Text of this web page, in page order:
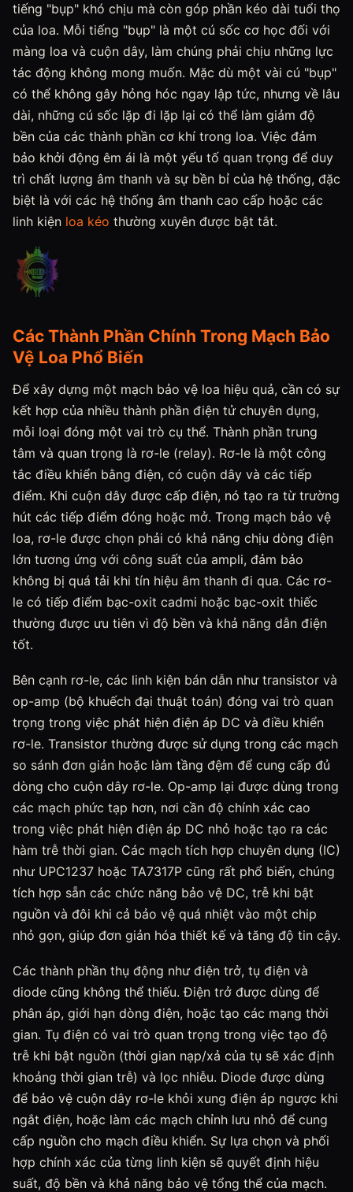
tiếng "bụp" khó chịu mà còn góp phần kéo dài tuổi thọ
của loa. Mỗi tiếng "bụp" là một cú sốc cơ học đối với
màng loa và cuộn dây, làm chúng phải chịu những lực
tác động không mong muốn. Mặc dù một vài cú "bụp"
có thể không gây hỏng hóc ngay lập tức, nhưng về lâu
dài, những cú sốc lặp đi lặp lại có thể làm giảm độ
bền của các thành phần cơ khí trong loa. Việc đảm
bảo khởi động êm ái là một yếu tố quan trọng để duy
trì chất lượng âm thanh và sự bền bỉ của hệ thống, đặc
biệt là với các hệ thống âm thanh cao cấp hoặc các
linh kiện loa kéo thường xuyên được bật tắt.
Các Thành Phần Chính Trong Mạch Bảo
Vệ Loa Phổ Biến
Để xây dựng một mạch bảo vệ loa hiệu quả, cần có sự
kết hợp của nhiều thành phần điện tử chuyên dụng,
mỗi loại đóng một vai trò cụ thể. Thành phần trung
tâm và quan trọng là rơ-le (relay). Rơ-le là một công
tắc điều khiển bằng điện, có cuộn dây và các tiếp
điểm. Khi cuộn dây được cấp điện, nó tạo ra từ trường
hút các tiếp điểm đóng hoặc mở. Trong mạch bảo vệ
loa, rơ-le được chọn phải có khả năng chịu dòng điện
lớn tương ứng với công suất của ampli, đảm bảo
không bị quá tải khi tín hiệu âm thanh đi qua. Các rơ-
le có tiếp điểm bạc-oxit cadmi hoặc bạc-oxit thiếc
thường được ưu tiên vì độ bền và khả năng dẫn điện
tốt.
Bên cạnh rơ-le, các linh kiện bán dẫn như transistor và
op-amp (bộ khuếch đại thuật toán) đóng vai trò quan
trọng trong việc phát hiện điện áp DC và điều khiển
rơ-le. Transistor thường được sử dụng trong các mạch
so sánh đơn giản hoặc làm tầng đệm để cung cấp đủ
dòng cho cuộn dây rơ-le. Op-amp lại được dùng trong
các mạch phức tạp hơn, nơi cần độ chính xác cao
trong việc phát hiện điện áp DC nhỏ hoặc tạo ra các
hàm trễ thời gian. Các mạch tích hợp chuyên dụng (IC)
như UPC1237 hoặc TA7317P cũng rất phổ biến, chúng
tích hợp sẵn các chức năng bảo vệ DC, trễ khi bật
nguồn và đôi khi cả bảo vệ quá nhiệt vào một chip
nhỏ gọn, giúp đơn giản hóa thiết kế và tăng độ tin cậy.
Các thành phần thụ động như điện trở, tụ điện và
diode cũng không thể thiếu. Điện trở được dùng để
phân áp, giới hạn dòng điện, hoặc tạo các mạng thời
gian. Tụ điện có vai trò quan trọng trong việc tạo độ
trễ khi bật nguồn (thời gian nạp/xả của tụ sẽ xác định
khoảng thời gian trễ) và lọc nhiễu. Diode được dùng
để bảo vệ cuộn dây rơ-le khỏi xung điện áp ngược khi
ngắt điện, hoặc làm các mạch chỉnh lưu nhỏ để cung
cấp nguồn cho mạch điều khiển. Sự lựa chọn và phối
hợp chính xác của từng linh kiện sẽ quyết định hiệu
suất, độ bền và khả năng bảo vệ tổng thể của mạch.